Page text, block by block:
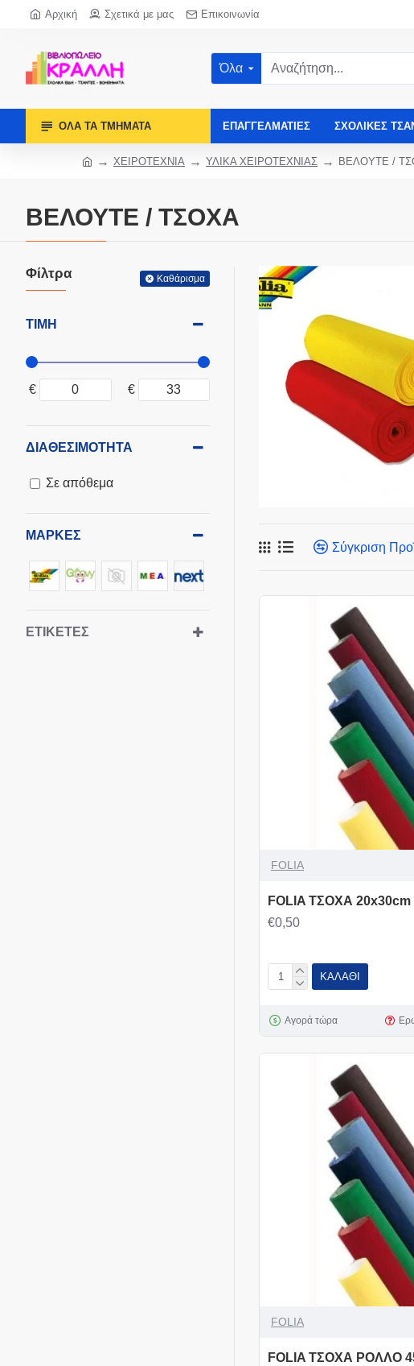
Αρχική Σχετικά με μας Επικοινωνία
Όλα
ΌΛΑ ΤΑ ΤΜΉΜΑΤΑ ΕΠΑΓΓΕΛΜΑΤΊΕΣ ΣΧΟΛΙΚΈΣ
ΧΕΙΡΟΤΕΧΝΙΑ ΥΛΙΚΑ ΧΕΙΡΟΤΕΧΝΙΑΣ ΒΕΛΟΥΤΕ /
ΒΕΛΟΥΤΕ / ΤΣΟΧΑ
Φίλτρα Καθάρισμα
ΤΙΜΉ
€ €
ΜΆΡΚΕΣ
ΕΤΙΚΈΤΕΣ
ΔΙΑΘΕΣΙΜΌΤΗΤΑ
Σε απόθεμα
Σύγκριση
FOLIA
FOLIA ΤΣΟΧΑ
€0,50
ΚΑΛΆΘΙ
Αγορά τώρα
FOLIA
FOLIA ΤΣΟΧΑ ΡΟΛΛΟ